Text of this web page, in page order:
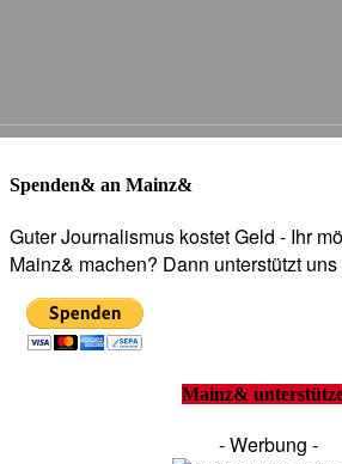
Spenden& an Mainz&
Guter Journalismus kostet Geld - Ihr
Mainz& machen? Dann unterstützt
Mainz&
- Werbung -